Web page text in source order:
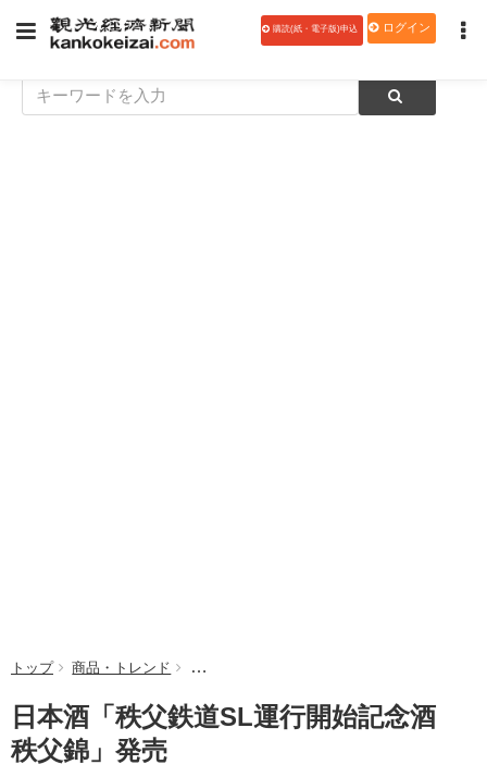
購読(紙・電子版)申込 ログイン
トップ 商品・トレンド 日本酒「秩父鉄道SL運行開始記念酒 秩父錦
日本酒「秩父鉄道SL運行開始記念酒
秩父錦」発売